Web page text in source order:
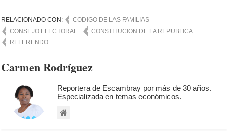
RELACIONADO CON:
CODIGO DE LAS FAMILIAS
CONSEJO ELECTORAL
CONSTITUCION DE LA REPUBLICA
REFERENDO
Carmen Rodríguez
Reportera de Escambray por más de 30 años.
Especializada en temas económicos.